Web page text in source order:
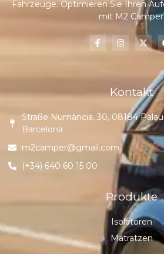
Fahrzeuge. Optimieren Sie Ihren
mit M2
Kontakt
Straße Numància, 30, 08184
Barcelona
m2camper@gmail.com
(+34) 640 60 15 00
Produkte
Isolatoren
Matratzen